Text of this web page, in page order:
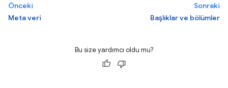
Önceki
Meta veri
Sonraki
Başlıklar ve bölümler
Bu size yardımcı oldu mu?